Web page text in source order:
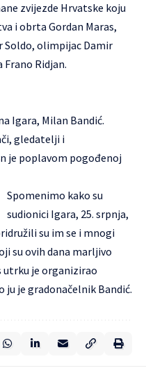
zvijezde Hrvatske koju
i obrta Gordan Maras,
olimpijac Damir
Ridjan.
Igara, Milan Bandić.
gledatelji i
je poplavom pogođenoj
Spomenimo kako su
sudionici Igara, 25. srpnja,
su im se i mnogi
su ovih dana marljivo
utrku je organizirao
je gradonačelnik Bandić.